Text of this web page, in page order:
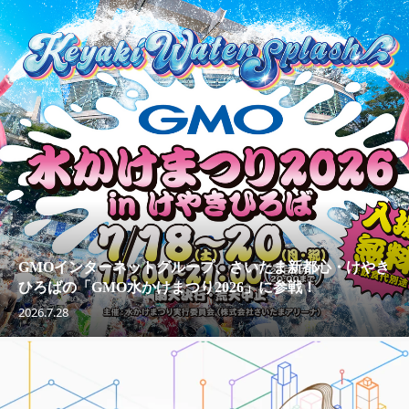
GMOインターネットグループ、さいたま新都心・けやき
ひろばの「GMO水かけまつり2026」に参戦！
2026.7.28